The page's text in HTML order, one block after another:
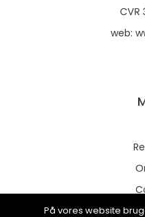
web:
På vores website